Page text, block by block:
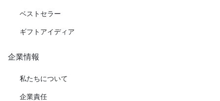
ベストセラー
ギフトアイディア
企業情報
私たちについて
企業責任